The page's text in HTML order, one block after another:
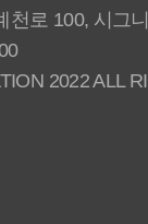
천로 100, 시그
2022 ALL